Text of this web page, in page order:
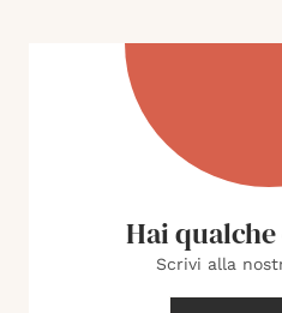
Hai
Scrivi alla